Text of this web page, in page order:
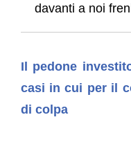
davanti a noi
Il pedone
casi in cui per il
di colpa